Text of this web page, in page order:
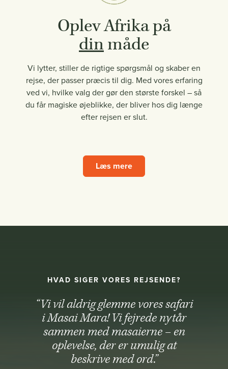
Oplev Afrika på
dinmåde
Vi lytter, stiller de rigtige spørgsmål og skaber en
rejse, der passer præcis til dig. Med vores erfaring
ved vi, hvilke valg der gør den største forskel – så
du får magiske øjeblikke, der bliver hos dig længe
efter rejsen er slut.
Læs mere
HVAD SIGER VORES REJSENDE?
“Vi vil aldrig glemme vores safari
i Masai Mara! Vi fejrede nytår
sammen med masaierne – en
oplevelse, der er umulig at
beskrive med ord.”